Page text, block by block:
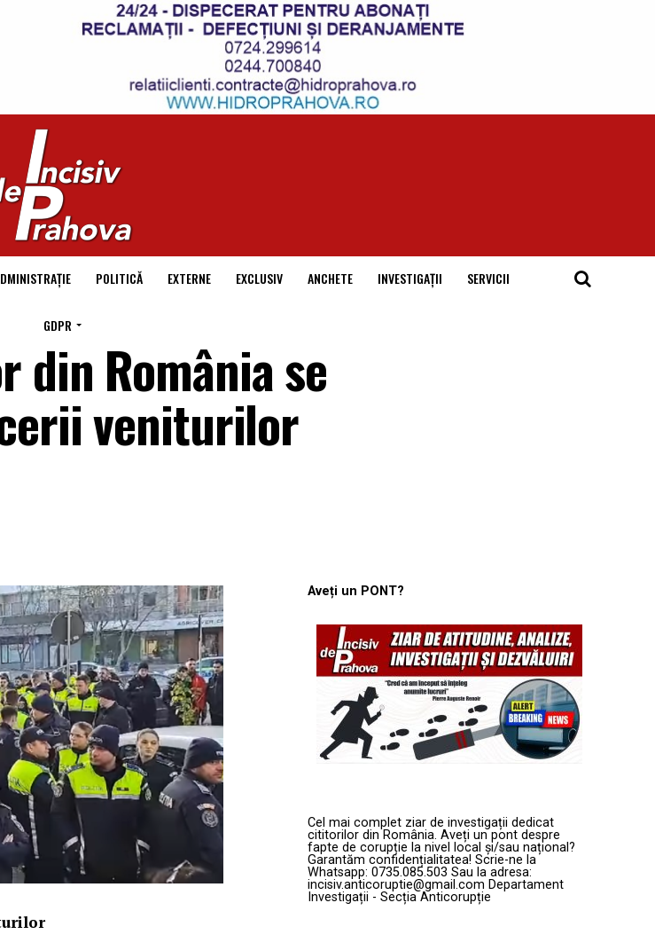
POLITICĂ EXTERNE EXCLUSIV ANCHETE INVESTIGAȚII SERVICII
GDPR
România se
veniturilor
Aveți un PONT?
Cel mai complet ziar de investigații dedicat
cititorilor din România. Aveți un pont despre
fapte de corupție la nivel local și/sau național?
Garantăm confidențialitatea! Scrie-ne la
Whatsapp: 0735.085.503 Sau la adresa:
incisiv.anticoruptie@gmail.com Departament
Investigații - Secția Anticorupție